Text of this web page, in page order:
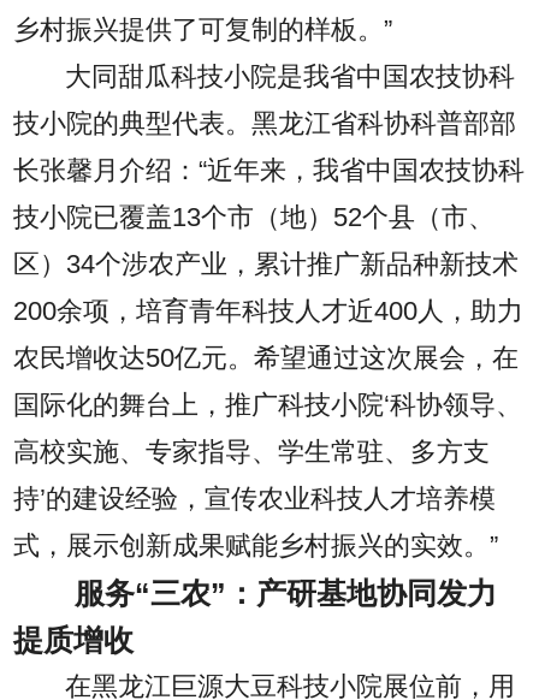
乡村振兴提供了可复制的样板。”
大同甜瓜科技小院是我省中国农技协科
技小院的典型代表。黑龙江省科协科普部部
长张馨月介绍：“近年来，我省中国农技协科
技小院已覆盖13个市（地）52个县（市、
区）34个涉农产业，累计推广新品种新技术
200余项，培育青年科技人才近400人，助力
农民增收达50亿元。希望通过这次展会，在
国际化的舞台上，推广科技小院‘科协领导、
高校实施、专家指导、学生常驻、多方支
持’的建设经验，宣传农业科技人才培养模
式，展示创新成果赋能乡村振兴的实效。”
服务“三农”：产研基地协同发力
提质增收
在黑龙江巨源大豆科技小院展位前，用